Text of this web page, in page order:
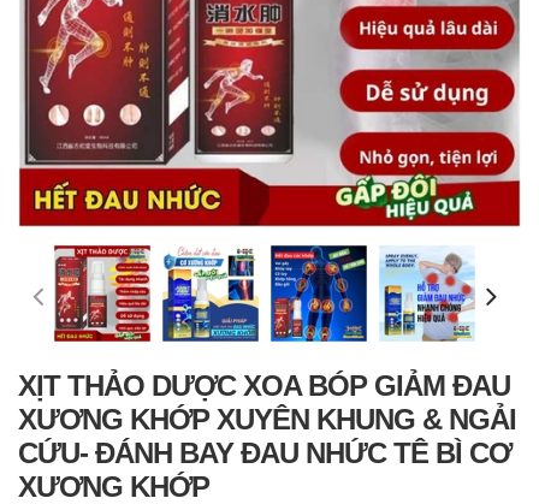
XỊT THẢO DƯỢC XOA BÓP GIẢM ĐAU
XƯƠNG KHỚP XUYÊN KHUNG & NGẢI
CỨU- ĐÁNH BAY ĐAU NHỨC TÊ BÌ CƠ
XƯƠNG KHỚP